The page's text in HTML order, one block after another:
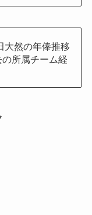
大然の年俸推移
所属チーム経